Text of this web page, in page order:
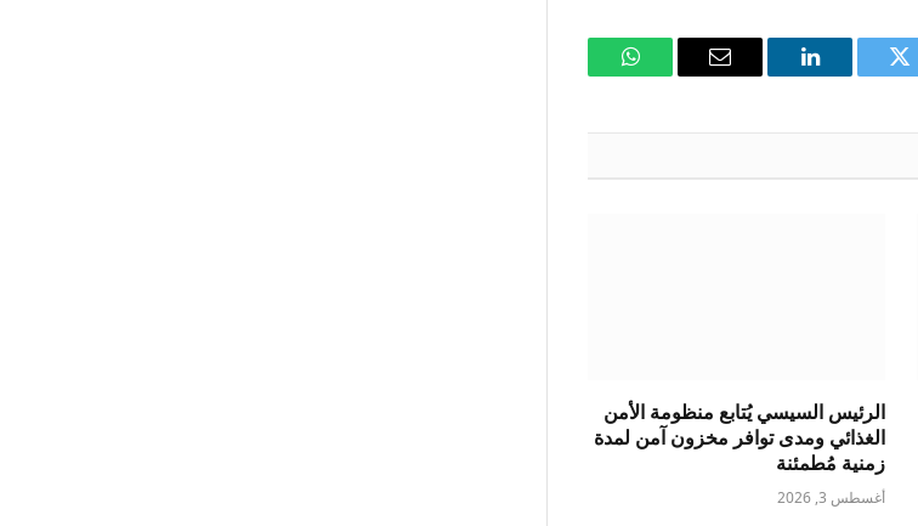
تويتر لينكدإن
البريد
واتساب
الرئيس السيسي يُتابع منظومة الأمن
الغذائي ومدى توافر مخزون آمن لمدة
زمنية مُطمئنة
أغسطس 3, 2026